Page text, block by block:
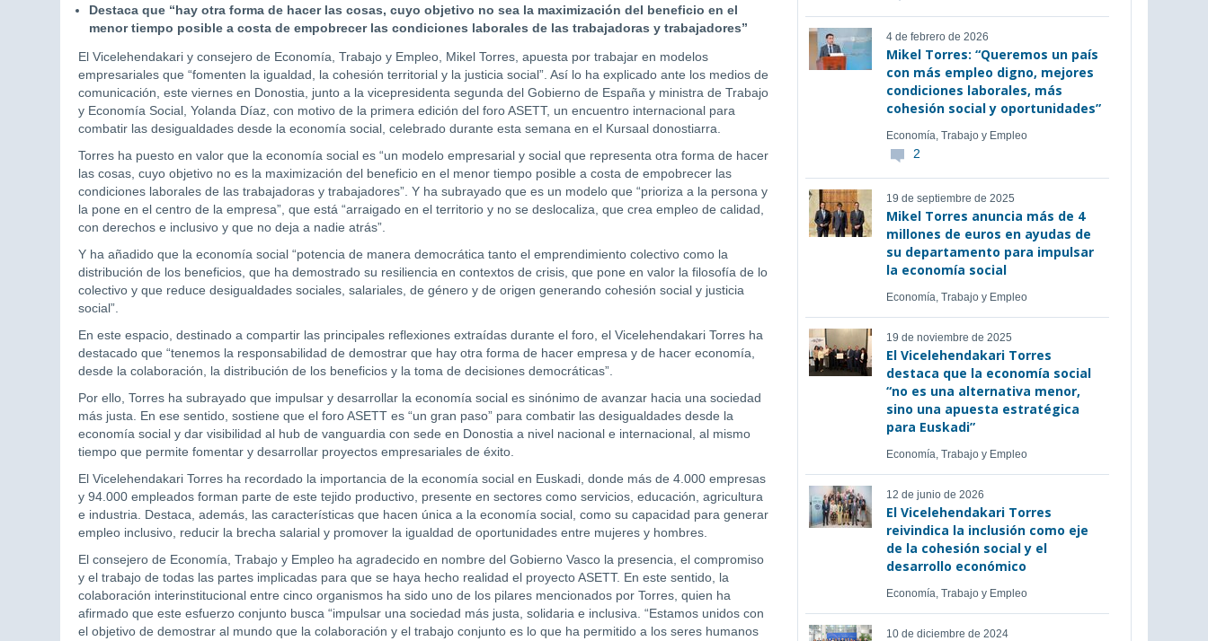
Destaca que “hay otra forma de hacer las cosas, cuyo objetivo no sea la maximización del beneficio en el
menor tiempo posible a costa de empobrecer las condiciones laborales de las trabajadoras y trabajadores”
El Vicelehendakari y consejero de Economía, Trabajo y Empleo, Mikel Torres, apuesta por trabajar en modelos
empresariales que “fomenten la igualdad, la cohesión territorial y la justicia social”. Así lo ha explicado ante los medios de
comunicación, este viernes en Donostia, junto a la vicepresidenta segunda del Gobierno de España y ministra de Trabajo
y Economía Social, Yolanda Díaz, con motivo de la primera edición del foro ASETT, un encuentro internacional para
combatir las desigualdades desde la economía social, celebrado durante esta semana en el Kursaal donostiarra.
Torres ha puesto en valor que la economía social es “un modelo empresarial y social que representa otra forma de hacer
las cosas, cuyo objetivo no es la maximización del beneficio en el menor tiempo posible a costa de empobrecer las
condiciones laborales de las trabajadoras y trabajadores”. Y ha subrayado que es un modelo que “prioriza a la persona y
la pone en el centro de la empresa”, que está “arraigado en el territorio y no se deslocaliza, que crea empleo de calidad,
con derechos e inclusivo y que no deja a nadie atrás”.
Y ha añadido que la economía social “potencia de manera democrática tanto el emprendimiento colectivo como la
distribución de los beneficios, que ha demostrado su resiliencia en contextos de crisis, que pone en valor la filosofía de lo
colectivo y que reduce desigualdades sociales, salariales, de género y de origen generando cohesión social y justicia
social”.
En este espacio, destinado a compartir las principales reflexiones extraídas durante el foro, el Vicelehendakari Torres ha
destacado que “tenemos la responsabilidad de demostrar que hay otra forma de hacer empresa y de hacer economía,
desde la colaboración, la distribución de los beneficios y la toma de decisiones democráticas”.
Por ello, Torres ha subrayado que impulsar y desarrollar la economía social es sinónimo de avanzar hacia una sociedad
más justa. En ese sentido, sostiene que el foro ASETT es “un gran paso” para combatir las desigualdades desde la
economía social y dar visibilidad al hub de vanguardia con sede en Donostia a nivel nacional e internacional, al mismo
tiempo que permite fomentar y desarrollar proyectos empresariales de éxito.
El Vicelehendakari Torres ha recordado la importancia de la economía social en Euskadi, donde más de 4.000 empresas
y 94.000 empleados forman parte de este tejido productivo, presente en sectores como servicios, educación, agricultura
e industria. Destaca, además, las características que hacen única a la economía social, como su capacidad para generar
empleo inclusivo, reducir la brecha salarial y promover la igualdad de oportunidades entre mujeres y hombres.
El consejero de Economía, Trabajo y Empleo ha agradecido en nombre del Gobierno Vasco la presencia, el compromiso
y el trabajo de todas las partes implicadas para que se haya hecho realidad el proyecto ASETT. En este sentido, la
colaboración interinstitucional entre cinco organismos ha sido uno de los pilares mencionados por Torres, quien ha
afirmado que este esfuerzo conjunto busca “impulsar una sociedad más justa, solidaria e inclusiva. “Estamos unidos con
el objetivo de demostrar al mundo que la colaboración y el trabajo conjunto es lo que ha permitido a los seres humanos
4 de febrero de 2026
Mikel Torres: “Queremos un país
con más empleo digno, mejores
condiciones laborales, más
cohesión social y oportunidades”
Economía, Trabajo y Empleo
2
19 de septiembre de 2025
Mikel Torres anuncia más de 4
millones de euros en ayudas de
su departamento para impulsar
la economía social
Economía, Trabajo y Empleo
19 de noviembre de 2025
El Vicelehendakari Torres
destaca que la economía social
“no es una alternativa menor,
sino una apuesta estratégica
para Euskadi”
Economía, Trabajo y Empleo
12 de junio de 2026
El Vicelehendakari Torres
reivindica la inclusión como eje
de la cohesión social y el
desarrollo económico
Economía, Trabajo y Empleo
10 de diciembre de 2024